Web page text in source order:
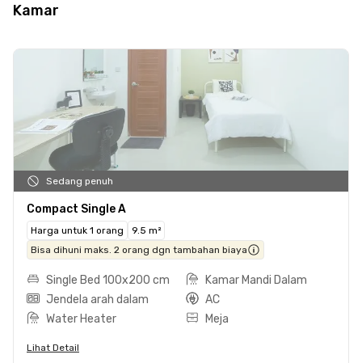
Kamar
Sedang penuh
Compact Single A
Harga untuk 1 orang
9.5 m²
Bisa dihuni maks. 2 orang dgn tambahan biaya
Single Bed 100x200 cm
Kamar Mandi Dalam
Jendela arah dalam
AC
Water Heater
Meja
Lihat Detail